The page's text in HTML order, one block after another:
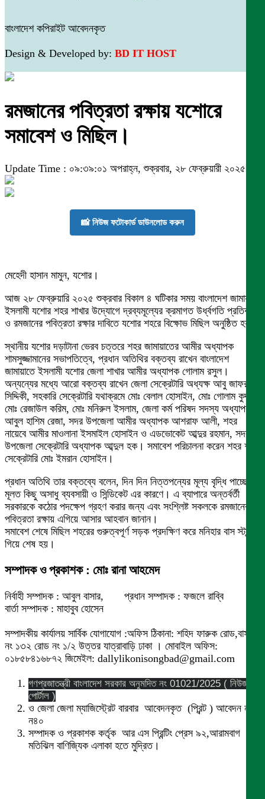
বাংলাদেশ কপিরাইট আবেদনকৃত
Design & Developed by: BD IT HOST
রমজানের পবিত্রতা রক্ষায় যশোরে
সমাবেশ ও মিছিল।
Update Time : ০৯:৩৯:০১ অপরাহ্ন, শুক্রবার, ২৮ ফেব্রুয়ারী ২০২৫
📸 নিউজ ফটোকার্ড ডাউনলোড করুন
মেহেদী হাসান মামুন, যশোর।
আজ ২৮ ফেব্রুয়ারি ২০২৫ শুক্রবার বিকাল ৪ ঘটিকার সময় বাংলাদেশ জামায়াতে
ইসলামী যশোর শহর শাখার উদ্যোগে দ্রব্যমূল্যের ক্রমাগত উর্ধ্বগতি প্রতিবাদে
ও রমজানের পবিত্রতা রক্ষার দাবিতে যশোর শহরে বিক্ষোভ মিছিল অনুষ্ঠিত হয়।
স্থানীয় যশোর দড়াটানা ভেরব চত্তরে শহর জামায়াতের আমীর অধ্যাপক
শামসুজ্জামানের সভাপতিত্বে, প্রধান অতিথির বক্তব্য রাখেন বাংলাদেশ
জামায়াতে ইসলামী যশোর জেলা শাখার আমীর অধ্যাপক গোলাম রসুল।
অন্যন্যের মধ্যে আরো বক্তব্য রাখেন জেলা সেক্রেটারি অধ্যক্ষ আবু জাফর
সিদ্দিকী, সহকারি সেক্রেটারি যথাক্রমে মোঃ বেলাল হোসাইন, মোঃ গোলাম কুদ্দুস,
মোঃ রেজাউল করিম, মোঃ মনিরুল ইসলাম, জেলা কর্ম পরিষদ সদস্য অধ্যাপক
আবুল হাশিম রেজা, সদর উপজেলা আমীর অধ্যাপক আশরাফ আলী, শহর
নায়েবে আমীর মাওলানা ইসমাইল হোসাইন ও এডভোকেট আব্দুর রহমান, সদর
উপজেলা সেক্রেটারি অধ্যাপক আব্দুল হক। সমাবেশ পরিচালনা করেন শহর শাখা
সেক্রেটারি মোঃ ইমরান হোসাইন।
প্রধান অতিথি তার বক্তব্যে বলেন, দিন দিন নিত্তপন্যের মূল্য বৃদ্ধি পাচ্ছে
মূলত কিছু অসাধু ব্যবসায়ী ও সিন্ডিকেট এর কারণে। এ ব্যাপারে অন্তর্বর্তী
সরকারকে কঠোর পদক্ষেপ গ্রহণ করার জন্য এবং সংশ্লিষ্ট সকলকে রমজানের
পবিত্রতা রক্ষায় এগিয়ে আসার আহবান জানান।
সমাবেশ শেষে মিছিল শহরের গুরুত্বপূর্ণ সড়ক প্রদক্ষিণ করে মনিহার বাস স্টান্ডে
গিয়ে শেষ হয়।
সম্পাদক ও প্রকাশক : মোঃ রানা আহমেদ
নির্বাহী সম্পাদক : আবুল বাসার, প্রধান সম্পাদক : ফজলে রাব্বি
বার্তা সম্পাদক : মাহাবুব হোসেন
সম্পাদকীয় কার্যালয় সার্বিক যোগাযোগ :অফিস ঠিকানা: শহিদ ফারুক রোড,বাসা
নং ১৩২ রোড নং ১/২ উত্তর যাত্রাবাড়ি ঢাকা । মোবাইল অফিস:
০১৮৫৮৪১৬৮৭২ জিমেইল: dallylikonisongbad@gmail.com
গণপ্রজাতন্ত্রী বাংলাদেশ সরকার অনুমদিত নং 01021/2025 ( নিউজ
পোর্টাল )
ও জেলা জেলা ম্যাজিস্ট্রেট বারবার আবেদনকৃত (প্রিন্ট ) আবেদন নং
ন৪০
সম্পাদক ও প্রকাশক কর্তৃক আর এস প্রিন্টিং প্রেস ৯২,আরামবাগ
মতিঝিল বাণিজ্যিক এলাকা হতে মুদ্রিত।